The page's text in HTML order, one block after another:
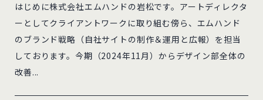
はじめに株式会社エムハンドの岩松です。アートディレクタ
ーとしてクライアントワークに取り組む傍ら、エムハンド
のブランド戦略（自社サイトの制作＆運用と広報）を担当
しております。今期（2024年11月）からデザイン部全体の
改善...